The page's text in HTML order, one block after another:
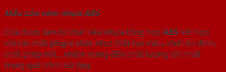
Mẫu cửa vòm nhựa ABS
Cửa được làm từ chất liệu nhựa tổng hợp ABS kết hợp
với các chất phụ gia khác như: chất tạo màu, chất ổn định,
chất ghép nối… nhằm mang đến chất lượng tốt nhất
trong quá trình sử dụng